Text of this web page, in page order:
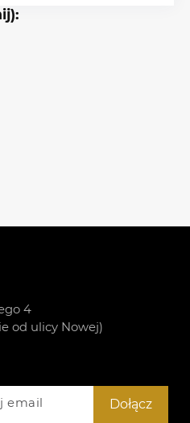
4
od ulicy Nowej)
email Dołącz